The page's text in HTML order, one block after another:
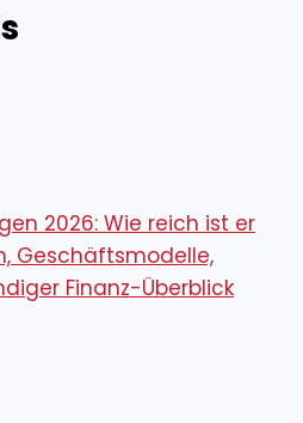
2026: Wie reich ist er
Geschäftsmodelle,
Finanz-Überblick